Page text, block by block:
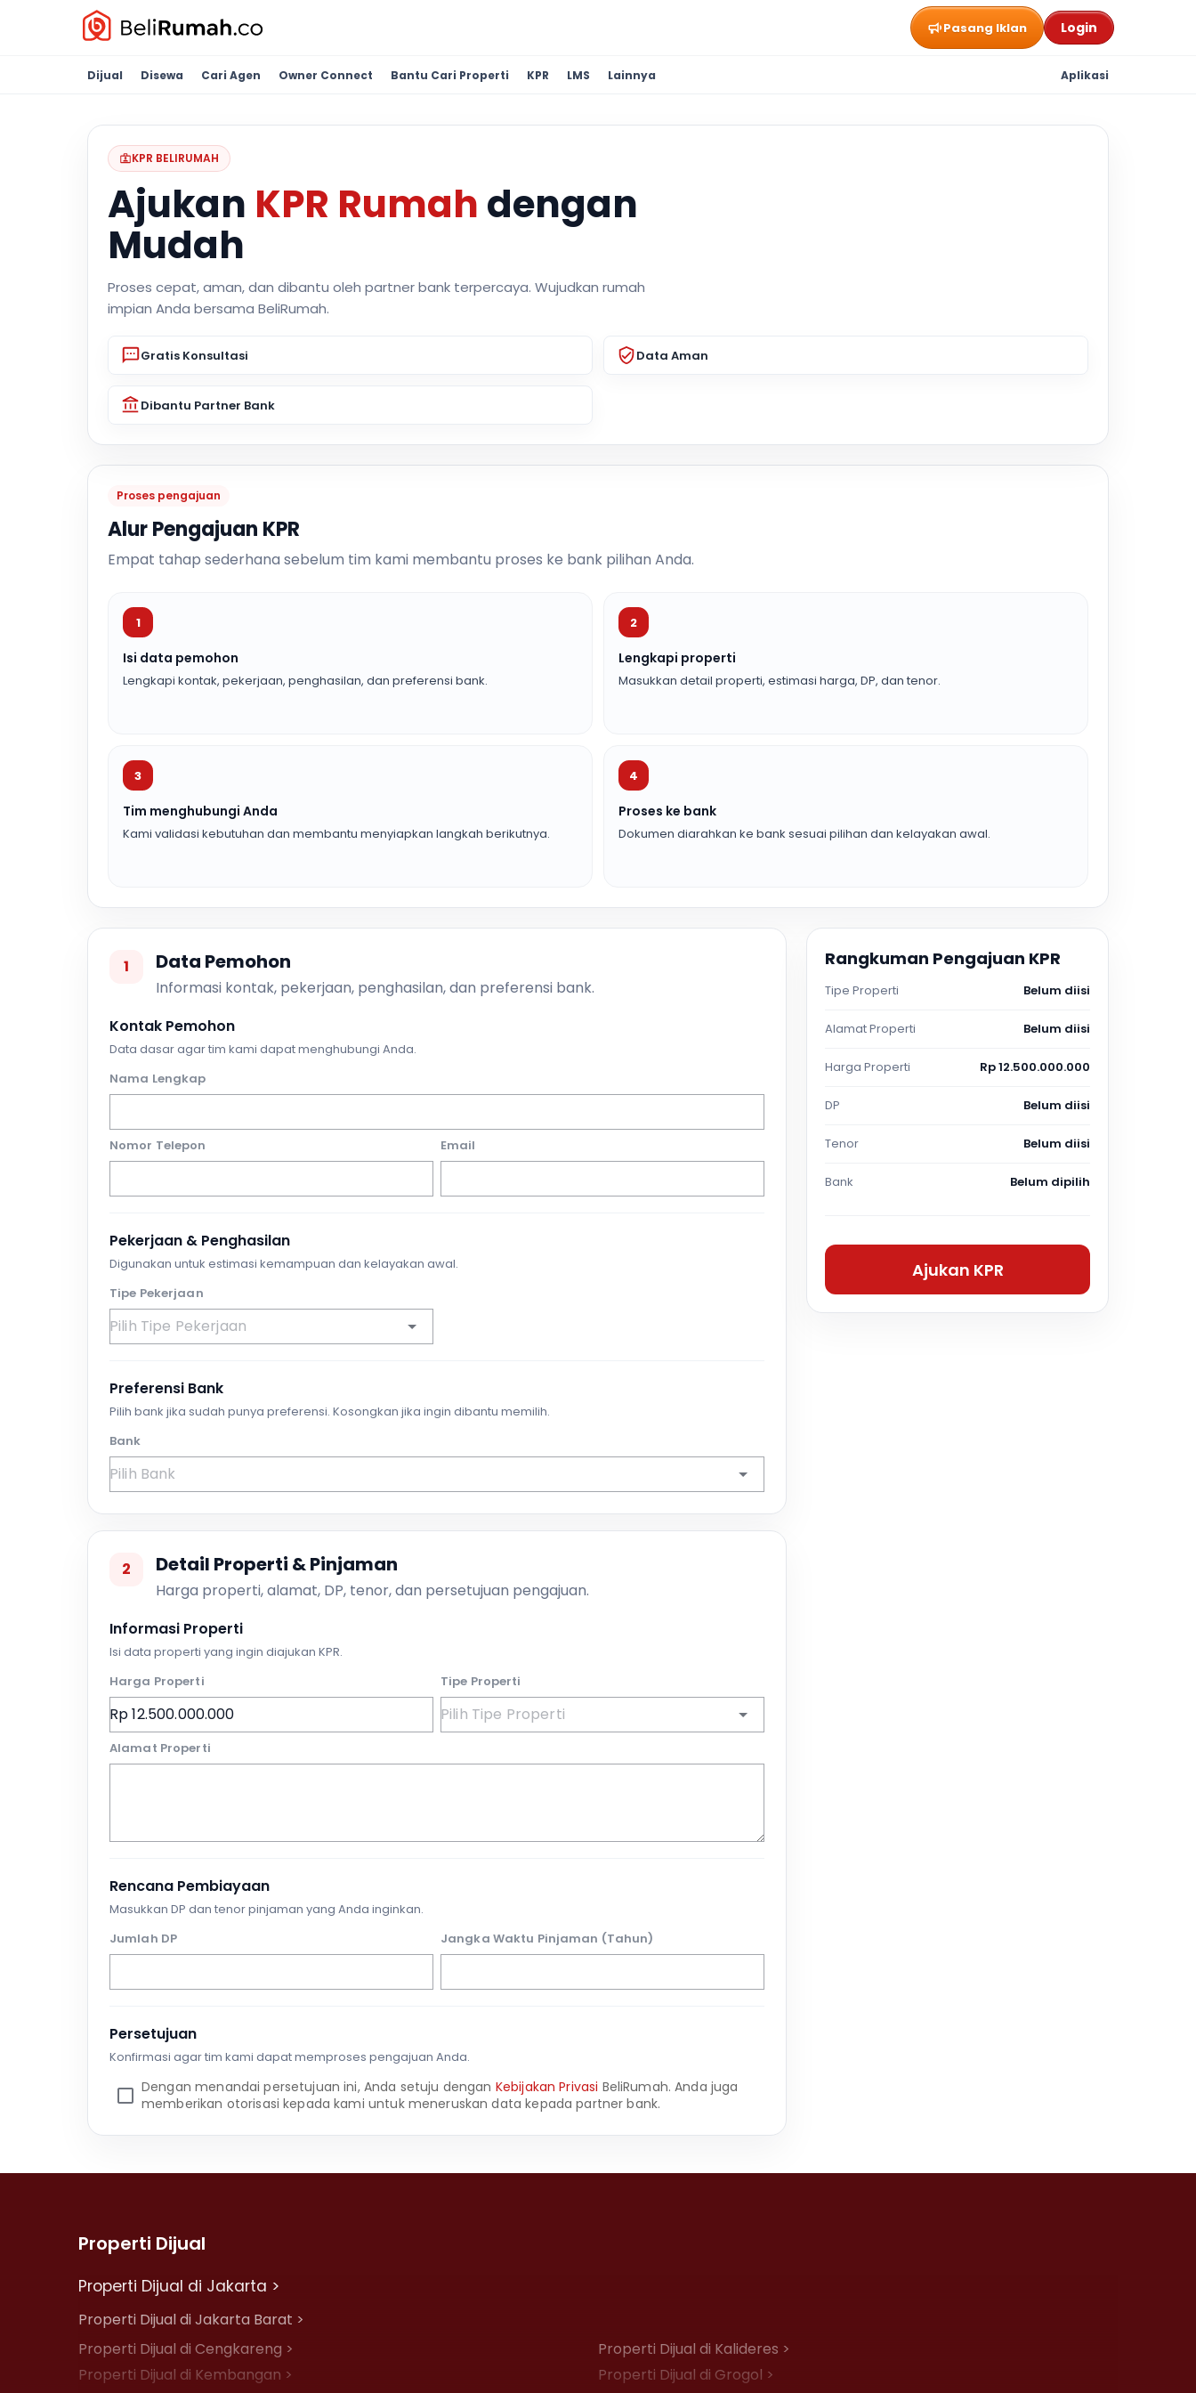
Pasang Iklan Login
Dijual Disewa Cari Agen Owner Connect Bantu Cari Properti KPR LMS Lainnya Aplikasi
KPR BELIRUMAH
Ajukan KPR Rumah dengan
Mudah
Proses cepat, aman, dan dibantu oleh partner bank terpercaya. Wujudkan rumah
impian Anda bersama BeliRumah.
Gratis Konsultasi Data Aman
Dibantu Partner Bank
Proses pengajuan
Alur Pengajuan KPR
Empat tahap sederhana sebelum tim kami membantu proses ke bank pilihan Anda.
1
Isi data pemohon
Lengkapi kontak, pekerjaan, penghasilan, dan preferensi bank.
2
Lengkapi properti
Masukkan detail properti, estimasi harga, DP, dan tenor.
3
Tim menghubungi Anda
Kami validasi kebutuhan dan membantu menyiapkan langkah berikutnya.
4
Proses ke bank
Dokumen diarahkan ke bank sesuai pilihan dan kelayakan awal.
1 Data Pemohon
Informasi kontak, pekerjaan, penghasilan, dan preferensi bank.
Kontak Pemohon
Data dasar agar tim kami dapat menghubungi Anda.
Nama Lengkap
Nomor Telepon Email
Pekerjaan & Penghasilan
Digunakan untuk estimasi kemampuan dan kelayakan awal.
Tipe Pekerjaan
Preferensi Bank
Pilih bank jika sudah punya preferensi. Kosongkan jika ingin dibantu memilih.
Bank
2 Detail Properti & Pinjaman
Harga properti, alamat, DP, tenor, dan persetujuan pengajuan.
Informasi Properti
Isi data properti yang ingin diajukan KPR.
Harga Properti
Tipe Properti
Alamat Properti
Rencana Pembiayaan
Masukkan DP dan tenor pinjaman yang Anda inginkan.
Jumlah DP
Jangka Waktu Pinjaman (Tahun)
Persetujuan
Konfirmasi agar tim kami dapat memproses pengajuan Anda.
Dengan menandai persetujuan ini, Anda setuju dengan Kebijakan Privasi BeliRumah. Anda juga
memberikan otorisasi kepada kami untuk meneruskan data kepada partner bank.
Rangkuman Pengajuan KPR
Tipe Properti Belum diisi
Alamat Properti Belum diisi
Harga Properti Rp 12.500.000.000
DP Belum diisi
Tenor Belum diisi
Bank Belum dipilih
Ajukan KPR
Properti Dijual
Properti Dijual di Jakarta >
Properti Dijual di Jakarta Barat >
Properti Dijual di Cengkareng >
Properti Dijual di Kalideres >
Properti Dijual di Kembangan >
Properti Dijual di Grogol >